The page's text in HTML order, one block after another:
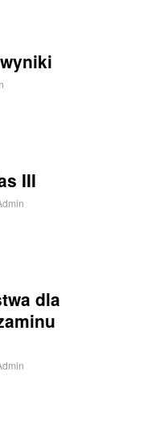
III
dla